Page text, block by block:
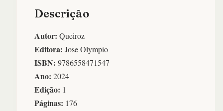
Descrição
Autor: Queiroz
Editora: Jose Olympio
ISBN: 9786558471547
Ano: 2024
Edição: 1
Páginas: 176